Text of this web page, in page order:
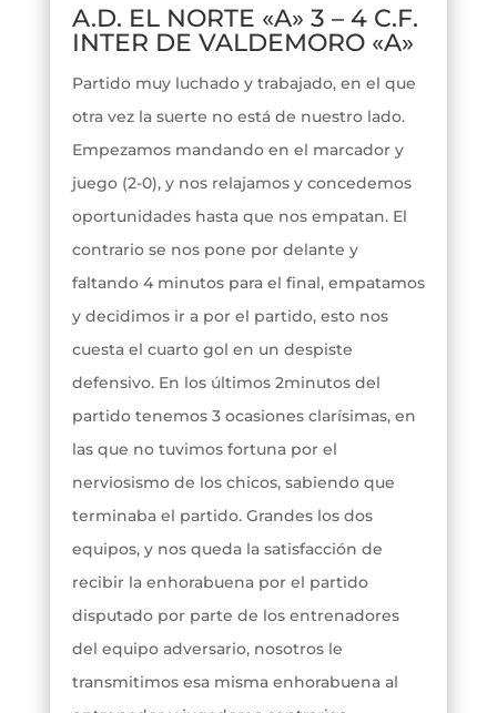
A.D. EL NORTE «A» 3 – 4 C.F.
INTER DE VALDEMORO «A»
Partido muy luchado y trabajado, en el que
otra vez la suerte no está de nuestro lado.
Empezamos mandando en el marcador y
juego (2-0), y nos relajamos y concedemos
oportunidades hasta que nos empatan. El
contrario se nos pone por delante y
faltando 4 minutos para el final, empatamos
y decidimos ir a por el partido, esto nos
cuesta el cuarto gol en un despiste
defensivo. En los últimos 2minutos del
partido tenemos 3 ocasiones clarísimas, en
las que no tuvimos fortuna por el
nerviosismo de los chicos, sabiendo que
terminaba el partido. Grandes los dos
equipos, y nos queda la satisfacción de
recibir la enhorabuena por el partido
disputado por parte de los entrenadores
del equipo adversario, nosotros le
transmitimos esa misma enhorabuena al